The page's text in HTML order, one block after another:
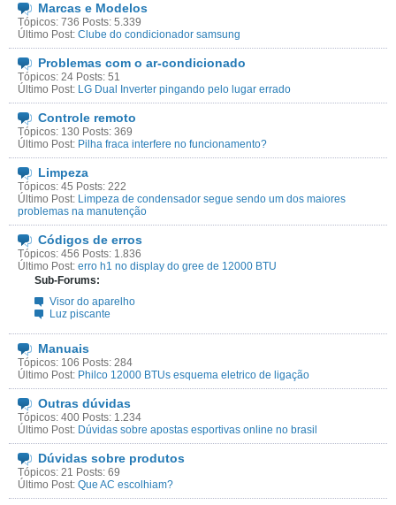
Marcas e Modelos
Tópicos: 736 Posts: 5.339
Último Post: Clube do condicionador samsung
Problemas com o ar-condicionado
Tópicos: 24 Posts: 51
Último Post: LG Dual Inverter pingando pelo lugar errado
Controle remoto
Tópicos: 130 Posts: 369
Último Post: Pilha fraca interfere no funcionamento?
Limpeza
Tópicos: 45 Posts: 222
Último Post: Limpeza de condensador segue sendo um dos maiores
problemas na manutenção
Códigos de erros
Tópicos: 456 Posts: 1.836
Último Post: erro h1 no display do gree de 12000 BTU
Sub-Forums:
Visor do aparelho
Luz piscante
Manuais
Tópicos: 106 Posts: 284
Último Post: Philco 12000 BTUs esquema eletrico de ligação
Outras dúvidas
Tópicos: 400 Posts: 1.234
Último Post: Dúvidas sobre apostas esportivas online no brasil
Dúvidas sobre produtos
Tópicos: 21 Posts: 69
Último Post: Que AC escolhiam?